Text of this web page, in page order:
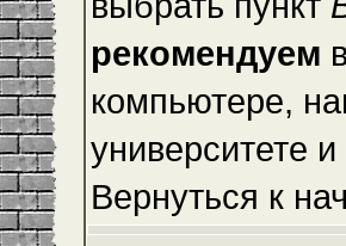
рекомендуем
компьютере,
университете и
Вернуться к